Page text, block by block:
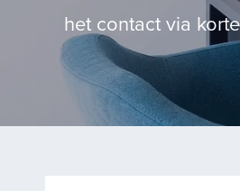
het contact via